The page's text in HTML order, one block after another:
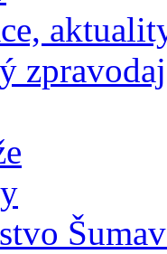
zpravodaj